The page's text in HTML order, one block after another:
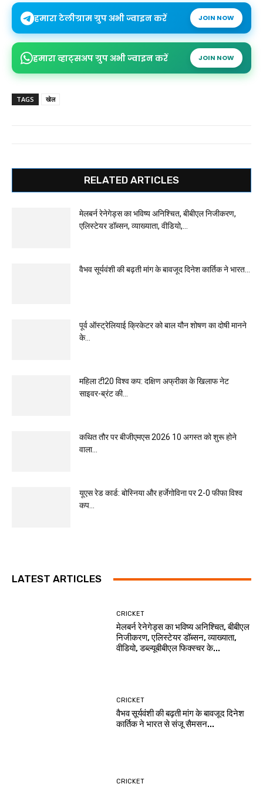
हमारा टेलीग्राम ग्रुप अभी ज्वाइन करें JOIN NOW
हमारा व्हाट्सअप ग्रुप अभी ज्वाइन करें JOIN NOW
TAGS खेल
RELATED ARTICLES
मेलबर्न रेनेगेड्स का भविष्य अनिश्चित, बीबीएल निजीकरण,
एलिस्टेयर डॉब्सन, व्याख्याता, वीडियो,...
वैभव सूर्यवंशी की बढ़ती मांग के बावजूद दिनेश कार्तिक ने भारत...
पूर्व ऑस्ट्रेलियाई क्रिकेटर को बाल यौन शोषण का दोषी मानने
के...
महिला टी20 विश्व कप: दक्षिण अफ्रीका के खिलाफ नेट
साइवर-ब्रंट की...
कथित तौर पर बीजीएमएस 2026 10 अगस्त को शुरू होने
वाला...
यूएस रेड कार्ड: बोस्निया और हर्जेगोविना पर 2-0 फीफा विश्व
कप...
LATEST ARTICLES
CRICKET
मेलबर्न रेनेगेड्स का भविष्य अनिश्चित, बीबीएल
निजीकरण, एलिस्टेयर डॉब्सन, व्याख्याता,
वीडियो, डब्ल्यूबीबीएल फिक्स्चर के...
CRICKET
वैभव सूर्यवंशी की बढ़ती मांग के बावजूद दिनेश
कार्तिक ने भारत से संजू सैमसन...
CRICKET